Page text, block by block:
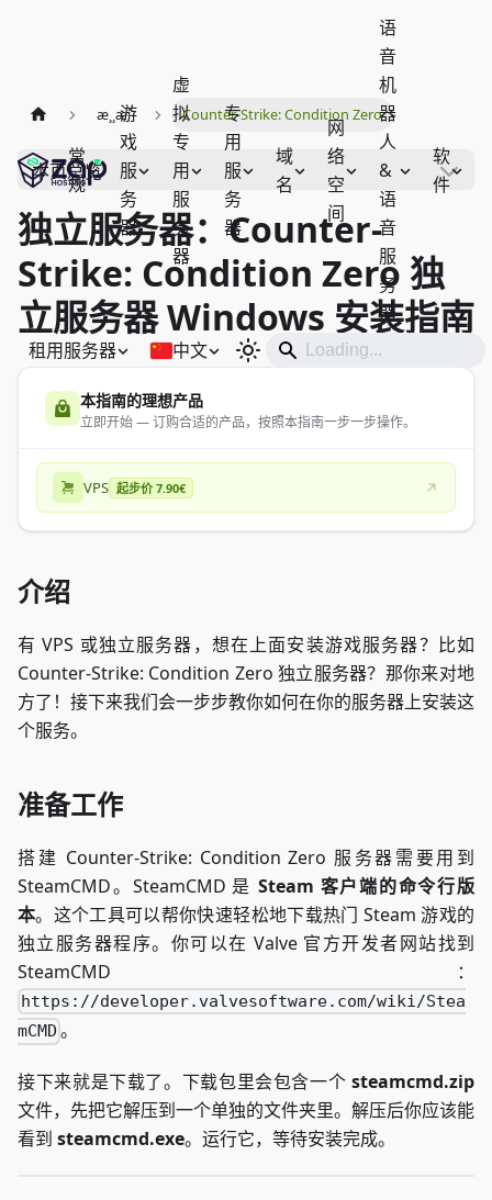
常
规
游
戏
服
务
器
虚
拟
专
用
服
务
器
专
用
服
务
器
域
名
网
络
空
间
语
音
机
器
人
&
语
音
服
务
器
软
件
租用服务器 中文
æ¸¸æˆ Counter-Strike: Condition Zero
本页总览
独立服务器：Counter-
Strike: Condition Zero 独
立服务器 Windows 安装指南
本指南的理想产品
立即开始 — 订购合适的产品，按照本指南一步一步操作。
VPS 起步价 7.90€
介绍
有 VPS 或独立服务器，想在上面安装游戏服务器？比如
Counter-Strike: Condition Zero 独立服务器？那你来对地
方了！接下来我们会一步步教你如何在你的服务器上安装这
个服务。
准备工作
搭建 Counter-Strike: Condition Zero 服务器需要用到
SteamCMD。SteamCMD 是 Steam 客户端的命令行版
本。这个工具可以帮你快速轻松地下载热门 Steam 游戏的
独立服务器程序。你可以在 Valve 官方开发者网站找到
SteamCMD：
https://developer.valvesoftware.com/wiki/Stea
mCMD 。
接下来就是下载了。下载包里会包含一个 steamcmd.zip
文件，先把它解压到一个单独的文件夹里。解压后你应该能
看到 steamcmd.exe。运行它，等待安装完成。